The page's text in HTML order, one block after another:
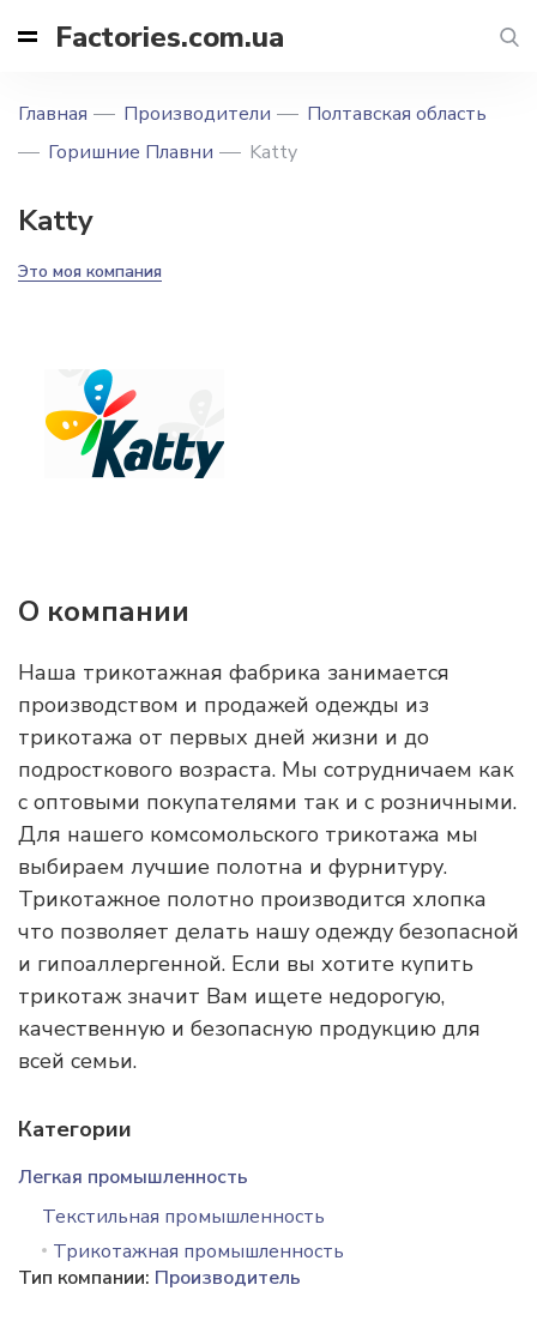
Factories.com.ua
Главная Производители
Полтавская область
Горишние Плавни
Katty
Katty
Это моя компания
О компании
Наша трикотажная фабрика занимается
производством и продажей одежды из
трикотажа от первых дней жизни и до
подросткового возраста. Мы сотрудничаем как
с оптовыми покупателями так и с розничными.
Для нашего комсомольского трикотажа мы
выбираем лучшие полотна и фурнитуру.
Трикотажное полотно производится хлопка
что позволяет делать нашу одежду безопасной
и гипоаллергенной. Если вы хотите купить
трикотаж значит Вам ищете недорогую,
качественную и безопасную продукцию для
всей семьи.
Категории
Легкая промышленность
Текстильная промышленность
Трикотажная промышленность
Тип компании: Производитель